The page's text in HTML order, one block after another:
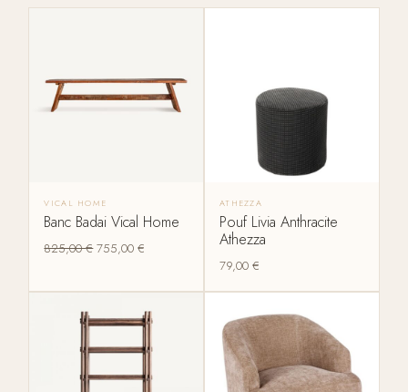
VICAL HOME
Banc Badai Vical Home
825,00€ 755,00€
ATHEZZA
Pouf Livia Anthracite
Athezza
79,00 €